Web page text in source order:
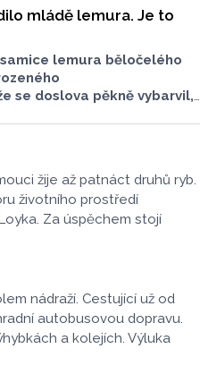
mládě lemura. Je to
lemura běločelého
se doslova pěkně vybarvil,
Samice totiž bývají
samci se pyšní bílým
žije až patnáct druhů ryb.
životního prostředí
Za úspěchem stojí
nádraží. Cestující už od
autobusovou dopravu.
a kolejích. Výluka